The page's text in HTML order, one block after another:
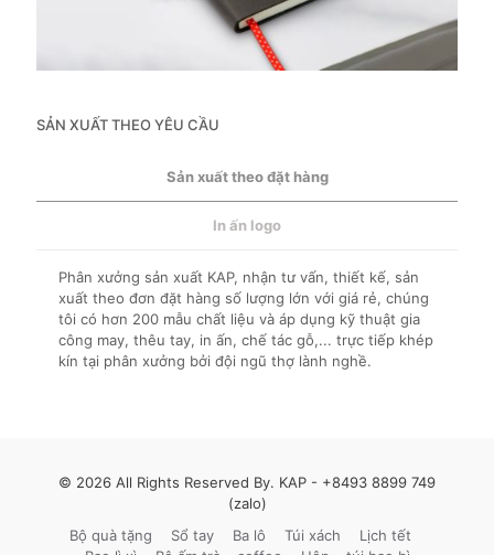
SẢN XUẤT THEO YÊU CẦU
Sản xuất theo đặt hàng
In ấn logo
Phân xưởng sản xuất KAP, nhận tư vấn, thiết kế, sản
xuất theo đơn đặt hàng số lượng lớn với giá rẻ, chúng
tôi có hơn 200 mẫu chất liệu và áp dụng kỹ thuật gia
công may, thêu tay, in ấn, chế tác gỗ,... trực tiếp khép
kín tại phân xưởng bởi đội ngũ thợ lành nghề.
© 2026 All Rights Reserved By. KAP - +8493 8899 749
(zalo)
Bộ quà tặng
Sổ tay Ba lô Túi xách
Lịch tết